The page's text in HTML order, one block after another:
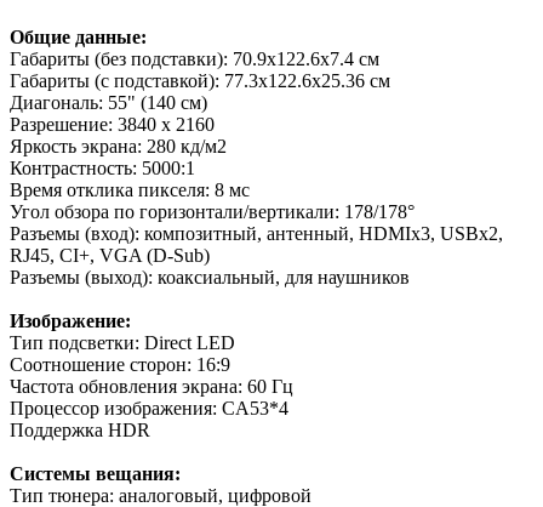
Общие данные:
Габариты (без подставки): 70.9x122.6х7.4 см
Габариты (с подставкой): 77.3x122.6x25.36 см
Диагональ: 55" (140 см)
Разрешение: 3840 x 2160
Яркость экрана: 280 кд/м2
Контрастность: 5000:1
Время отклика пикселя: 8 мс
Угол обзора по горизонтали/вертикали: 178/178°
Разъемы (вход): композитный, антенный, HDMIх3, USBх2,
RJ45, CI+, VGA (D-Sub)
Разъемы (выход): коаксиальный, для наушников
Изображение:
Тип подсветки: Direct LED
Соотношение сторон: 16:9
Частота обновления экрана: 60 Гц
Процессор изображения: CA53*4
Поддержка HDR
Системы вещания:
Тип тюнера: аналоговый, цифровой